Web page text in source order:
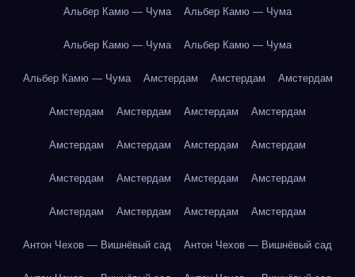
Альбер Камю — Чума Альбер Камю — Чума
Альбер Камю — Чума Альбер Камю — Чума
Альбер Камю — Чума Амстердам Амстердам Амстердам
Амстердам Амстердам Амстердам Амстердам
Амстердам Амстердам Амстердам Амстердам
Амстердам Амстердам Амстердам Амстердам
Амстердам Амстердам Амстердам Амстердам
Антон Чехов — Вишнёвый сад Антон Чехов — Вишнёвый сад